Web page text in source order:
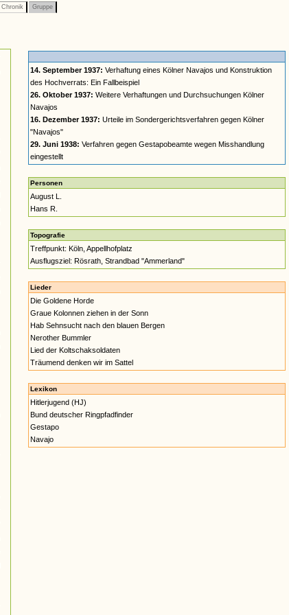
Chronik Gruppe
14. September 1937: Verhaftung eines Kölner Navajos und Konstruktion
des Hochverrats: Ein Fallbeispiel
26. Oktober 1937: Weitere Verhaftungen und Durchsuchungen Kölner
Navajos
16. Dezember 1937: Urteile im Sondergerichtsverfahren gegen Kölner
"Navajos"
29. Juni 1938: Verfahren gegen Gestapobeamte wegen Misshandlung
eingestellt
Personen
August L.
Hans R.
Topografie
Treffpunkt: Köln, Appellhofplatz
Ausflugsziel: Rösrath, Strandbad "Ammerland"
Lieder
Die Goldene Horde
Graue Kolonnen ziehen in der Sonn
Hab Sehnsucht nach den blauen Bergen
Nerother Bummler
Lied der Koltschaksoldaten
Träumend denken wir im Sattel
Lexikon
Hitlerjugend (HJ)
Bund deutscher Ringpfadfinder
Gestapo
Navajo